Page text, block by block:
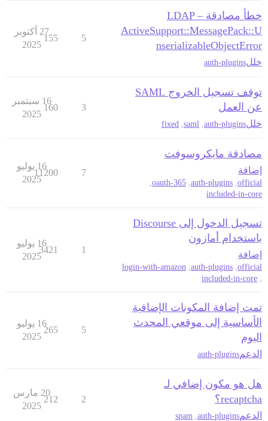
خطأ مصادقة LDAP –
ActiveSupport::MessagePack::U
nserializableObjectError
خللauth-plugins
5
155
27 أكتوبر
2025
توقف تسجيل الخروج SAML
عن العمل
خللauth-plugins
saml
fixed
3
160
16 سبتمبر
2025
مصادقة مايكروسوفت
إضافة
official
,
auth-plugins
,
365-oauth
,
included-in-core
7
11200
16 يوليو
2025
تسجيل الدخول إلى Discourse
باستخدام أمازون
إضافة
official
,
auth-plugins
,
login-with-amazon
,
included-in-core
1
3421
16 يوليو
2025
تمت إضافة المكونات الإضافية
الأساسية إلى موقعي المحدث
اليوم
الدعمauth-plugins
5
265
16 يوليو
2025
هل هو مكون إضافي لـ
recaptcha؟
الدعمauth-plugins
spam
2
212
20 مارس
2025